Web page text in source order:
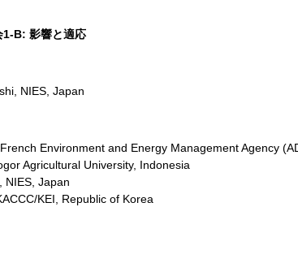
B: 影響と適応
NIES, Japan
Environment and Energy Management Agency
Agricultural University, Indonesia
NIES, Japan
KEI, Republic of Korea